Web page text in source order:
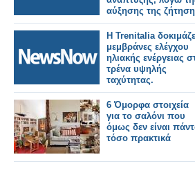
αύξησης της
Η Trenitalia
μεμβράνες ελέγχου
ηλιακής ενέργειας
τρένα υψηλής
ταχύτητας.
6 Όμορφα στοιχεία
για το σαλόνι που
όμως δεν είναι
τόσο πρακτικά